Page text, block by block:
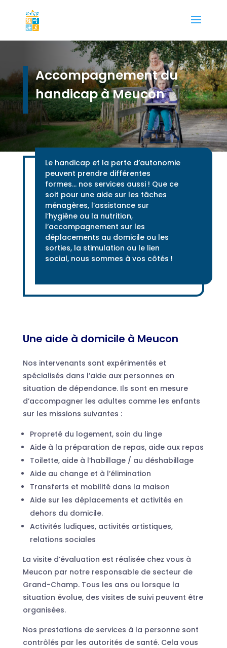
Accompagnement du
handicap à Meucon
Le handicap et la perte d’autonomie
peuvent prendre différentes
formes… nos services aussi ! Que ce
soit pour une aide sur les tâches
ménagères, l’assistance sur
l’hygiène ou la nutrition,
l’accompagnement sur les
déplacements au domicile ou les
sorties, la stimulation ou le lien
social, nous sommes à vos côtés !
Une aide à domicile à Meucon
Nos intervenants sont expérimentés et
spécialisés dans l’aide aux personnes en
situation de dépendance. Ils sont en mesure
d’accompagner les adultes comme les enfants
sur les missions suivantes :
Propreté du logement, soin du linge
Aide à la préparation de repas, aide aux repas
Toilette, aide à l’habillage / au déshabillage
Aide au change et à l’élimination
Transferts et mobilité dans la maison
Aide sur les déplacements et activités en
dehors du domicile.
Activités ludiques, activités artistiques,
relations sociales
La visite d’évaluation est réalisée chez vous à
Meucon par notre responsable de secteur de
Grand-Champ. Tous les ans ou lorsque la
situation évolue, des visites de suivi peuvent être
organisées.
Nos prestations de services à la personne sont
contrôlés par les autorités de santé. Cela vous